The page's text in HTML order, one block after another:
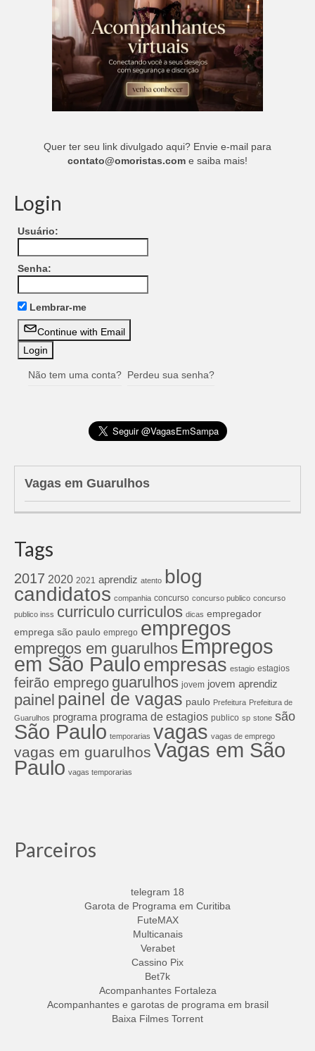
Quer ter seu link divulgado aqui? Envie e-mail para
contato@omoristas.com e saiba mais!
Login
Usuário:
Senha:
Lembrar-me
Continue with Email
Não tem uma conta? Perdeu sua senha?
Vagas em Guarulhos
Tags
2017 2020 2021 aprendiz atento blog
candidatos companhia concurso concurso publico concurso
publico inss curriculo curriculos dicas empregador
emprega são paulo emprego empregos
empregos em guarulhos Empregos
em São Pauloempresas estagio estagios
feirão emprego guarulhos jovem jovem aprendiz
painel painel de vagas paulo Prefeitura Prefeitura de
Guarulhos programa programa de estagios publico sp stone são
São Paulo temporarias vagas vagas de emprego
vagas em guarulhos Vagas em São
Paulo vagas temporarias
Parceiros
telegram 18
Garota de Programa em Curitiba
FuteMAX
Multicanais
Verabet
Cassino Pix
Bet7k
Acompanhantes Fortaleza
Acompanhantes e garotas de programa em brasil
Baixa Filmes Torrent